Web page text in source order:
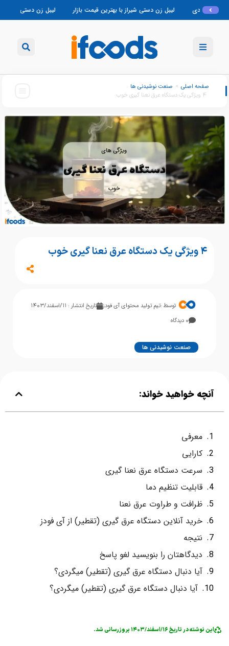
زن دستی شیراز با بهترین قیمت بازار لیبل زن دستی در اصفهان؛ گارانتی و خدمات
صفحه اصلی > صنعت نوشیدنی ها :
۴ ویژگی یک دستگاه عرق نعنا گیری خوب
۴ ویژگی یک دستگاه عرق نعنا گیری خوب
توسط :تیم تولید محتوای آی فودز
تاریخ انتشار : ۱۱/اسفند/۱۴۰۳
۰ دیدگاه
صنعت نوشیدنی ها
آنچه خواهید خواند:
معرفی
کارایی
سرعت دستگاه عرق نعنا گیری
قابلیت تنظیم دما
ظرافت و طراوت عرق نعنا
خرید آنلاین دستگاه عرق گیری (تقطیر) از آی فودز
نتیجه
دیدگاهتان را بنویسید لغو پاسخ
آیا دنبال دستگاه عرق گیری (تقطیر) میگردی؟
آیا دنبال دستگاه عرق گیری (تقطیر) میگردی؟
این نوشته در تاریخ ۱۶/اسفند/۱۴۰۳ بروزرسانی شد.